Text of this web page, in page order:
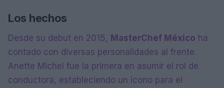
Los hechos
Desde su debut en 2015, MasterChef México ha
contado con diversas personalidades al frente.
Anette Michel fue la primera en asumir el rol de
conductora, estableciendo un ícono para el